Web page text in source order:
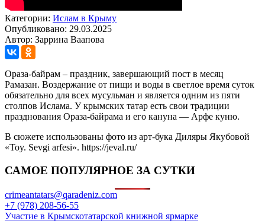
Категории: Ислам в Крыму
Опубликовано: 29.03.2025
Автор: Заррина Ваапова
Ораза-байрам – праздник, завершающий пост в месяц
Рамазан. Воздержание от пищи и воды в светлое время суток
обязательно для всех мусульман и является одним из пяти
столпов Ислама. У крымских татар есть свои традиции
празднования Ораза-байрама и его кануна — Арфе куню.
В сюжете использованы фото из арт-бука Диляры Якубовой
«Toy. Sevgi arfesi». https://jeval.ru/
САМОЕ ПОПУЛЯРНОЕ ЗА СУТКИ
crimeantatars@qaradeniz.com
+7 (978) 208-56-55
Участие в Крымскотатарской книжной ярмарке